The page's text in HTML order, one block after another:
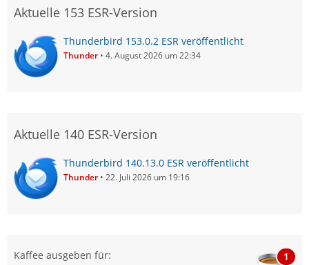
Aktuelle 153 ESR-Version
Thunderbird 153.0.2 ESR veröffentlicht
Thunder 4. August 2026 um 22:34
Aktuelle 140 ESR-Version
Thunderbird 140.13.0 ESR veröffentlicht
Thunder 22. Juli 2026 um 19:16
Kaffee ausgeben für: 1